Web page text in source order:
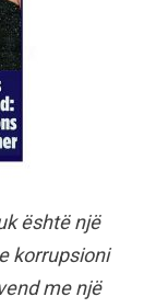
është një
korrupsioni
me një